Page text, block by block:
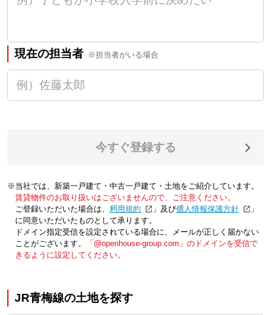
現在の担当者 ※担当者がいる場合
今すぐ登録する
※当社では、新築一戸建て・中古一戸建て・土地をご紹介しています。
賃貸物件のお取り扱いはございませんので、ご注意ください。
ご登録いただいた場合は、「利用規約 」及び「個人情報保護方針
」
に同意いただいたものとして承ります。
ドメイン指定受信を設定されている場合に、メールが正しく届かない
ことがございます。
「@openhouse-group.com」のドメインを受信で
きるように設定してください。
JR青梅線の土地を探す